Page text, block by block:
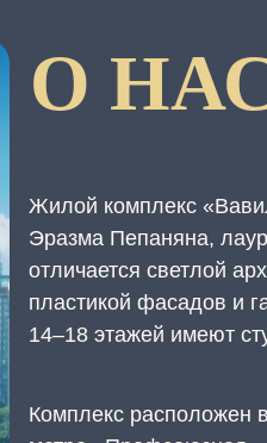
О
Жилой комплекс
Эразма Пепаняна,
отличается светлой
пластикой фасадов и
14–18 этажей имеют
Комплекс расположен